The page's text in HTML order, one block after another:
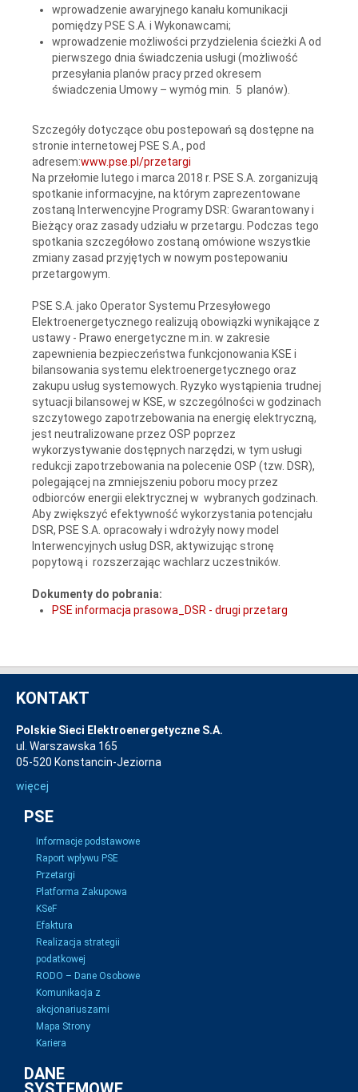
wprowadzenie awaryjnego kanału komunikacji
pomiędzy PSE S.A. i Wykonawcami;
wprowadzenie możliwości przydzielenia ścieżki A od
pierwszego dnia świadczenia usługi (możliwość
przesyłania planów pracy przed okresem
świadczenia Umowy – wymóg min. 5 planów).
Szczegóły dotyczące obu postepowań są dostępne na
stronie internetowej PSE S.A., pod
adresem:www.pse.pl/przetargi
Na przełomie lutego i marca 2018 r. PSE S.A. zorganizują
spotkanie informacyjne, na którym zaprezentowane
zostaną Interwencyjne Programy DSR: Gwarantowany i
Bieżący oraz zasady udziału w przetargu. Podczas tego
spotkania szczegółowo zostaną omówione wszystkie
zmiany zasad przyjętych w nowym postepowaniu
przetargowym.
PSE S.A. jako Operator Systemu Przesyłowego
Elektroenergetycznego realizują obowiązki wynikające z
ustawy - Prawo energetyczne m.in. w zakresie
zapewnienia bezpieczeństwa funkcjonowania KSE i
bilansowania systemu elektroenergetycznego oraz
zakupu usług systemowych. Ryzyko wystąpienia trudnej
sytuacji bilansowej w KSE, w szczególności w godzinach
szczytowego zapotrzebowania na energię elektryczną,
jest neutralizowane przez OSP poprzez
wykorzystywanie dostępnych narzędzi, w tym usługi
redukcji zapotrzebowania na polecenie OSP (tzw. DSR),
polegającej na zmniejszeniu poboru mocy przez
odbiorców energii elektrycznej w wybranych godzinach.
Aby zwiększyć efektywność wykorzystania potencjału
DSR, PSE S.A. opracowały i wdrożyły nowy model
Interwencyjnych usług DSR, aktywizując stronę
popytową i rozszerzając wachlarz uczestników.
Dokumenty do pobrania:
PSE informacja prasowa_DSR - drugi przetarg
KONTAKT
Polskie Sieci Elektroenergetyczne S.A.
ul. Warszawska 165
05-520 Konstancin-Jeziorna
więcej
PSE
Informacje podstawowe
Raport wpływu PSE
Przetargi
Platforma Zakupowa
KSeF
Efaktura
Realizacja strategii
podatkowej
RODO – Dane Osobowe
Komunikacja z
akcjonariuszami
Mapa Strony
Kariera
DANE